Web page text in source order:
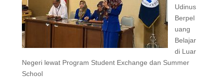
Udinus
Berpel
uang
Belajar
di Luar
Negeri lewat Program Student Exchange dan Summer
School